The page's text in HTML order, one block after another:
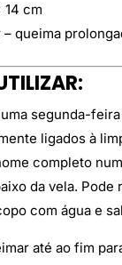
14 cm
– queima
segunda-
ligados à
completo
da vela. Pode
com água e
até ao fim